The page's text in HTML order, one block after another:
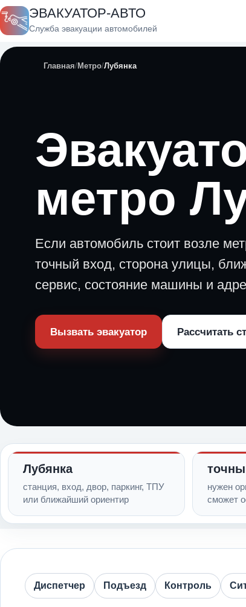
ЭВАКУАТОР-АВТО
Служба эвакуации автомобилей
Главная Метро Лубянка
метро
Если автомобиль стоит возле
точный вход, сторона улицы,
сервис, состояние машины и
Вызвать эвакуатор Рассчитать
Лубянка
станция, вход, двор, паркинг, ТПУ
или ближайший ориентир
нужен
сможет
Диспетчер Подъезд Контроль